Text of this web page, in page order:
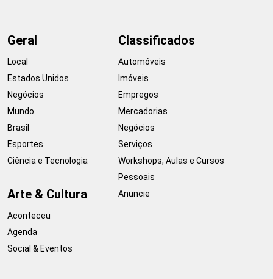
Geral
Local
Estados Unidos
Negócios
Mundo
Brasil
Esportes
Ciência e Tecnologia
Arte & Cultura
Aconteceu
Agenda
Social & Eventos
Classificados
Automóveis
Imóveis
Empregos
Mercadorias
Negócios
Serviços
Workshops, Aulas e Cursos
Pessoais
Anuncie